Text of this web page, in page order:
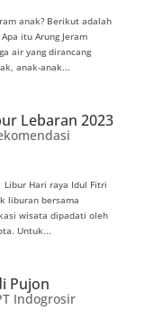
anak? Berikut adalah
itu Arung Jeram
air yang dirancang
anak-anak...
Lebaran 2023
Hari raya Idul Fitri
liburan bersama
wisata dipadati oleh
Untuk...
Pujon
Indogrosir